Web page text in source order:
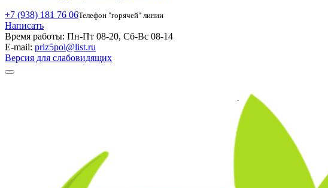
+7 (938) 181 76 06Телефон "горячей" линии
Написать
Время работы: Пн-Пт 08-20, Сб-Вс 08-14
E-mail: priz5pol@list.ru
Версия для слабовидящих